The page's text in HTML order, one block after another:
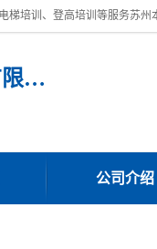
宏远特种作业人员培训（苏州）有限公司
公司介绍